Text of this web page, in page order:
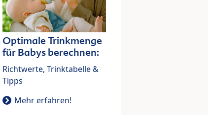
Optimale Trinkmenge
für Babys berechnen:
Richtwerte, Trinktabelle &
Tipps
Mehr erfahren!